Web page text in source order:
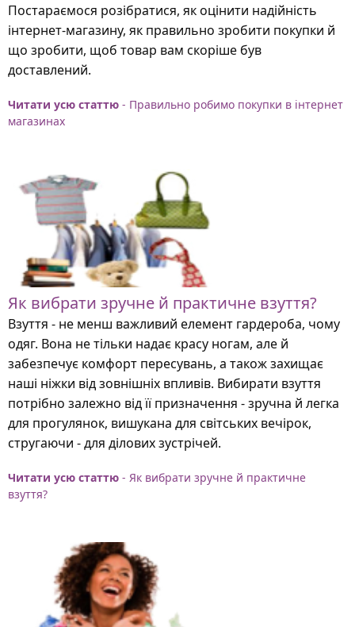
Постараємося розібратися, як оцінити надійність
інтернет-магазину, як правильно зробити покупки й
що зробити, щоб товар вам скоріше був
доставлений.
Читати усю статтю - Правильно робимо покупки в інтернет
магазинах
Як вибрати зручне й практичне взуття?
Взуття - не менш важливий елемент гардероба, чому
одяг. Вона не тільки надає красу ногам, але й
забезпечує комфорт пересувань, а також захищає
наші ніжки від зовнішніх впливів. Вибирати взуття
потрібно залежно від її призначення - зручна й легка
для прогулянок, вишукана для світських вечірок,
стругаючи - для ділових зустрічей.
Читати усю статтю - Як вибрати зручне й практичне
взуття?